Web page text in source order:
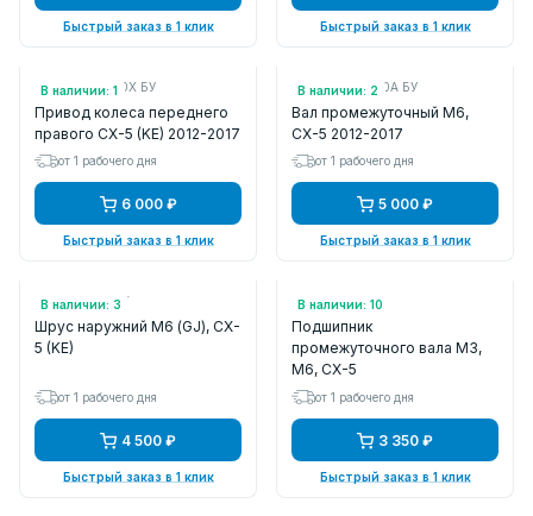
Быстрый заказ в 1 клик Быстрый заказ в 1 клик
В наличии: 1
Арт.: FTB42550X БУ
Привод колеса переднего
правого CX-5 (KE) 2012-2017
от 1 рабочего дня
6 000 ₽
Быстрый заказ в 1 клик
В наличии: 2
Арт.: FTB125700A БУ
Вал промежуточный M6,
CX-5 2012-2017
от 1 рабочего дня
5 000 ₽
Быстрый заказ в 1 клик
В наличии: 3
Арт.: NJ2055NY
Шрус наружний М6 (GJ), CX-
5 (KE)
от 1 рабочего дня
4 500 ₽
Быстрый заказ в 1 клик
В наличии: 10
Арт.: F2A125155
Подшипник
промежуточного вала M3,
M6, CX-5
от 1 рабочего дня
3 350 ₽
Быстрый заказ в 1 клик